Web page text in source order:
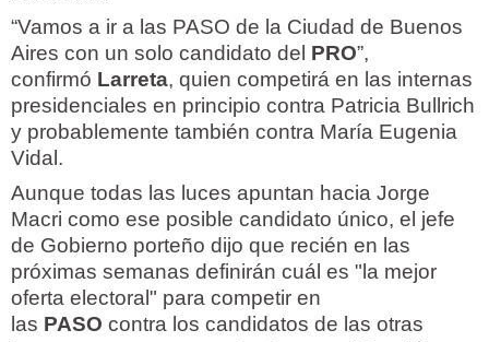
“Vamos a ir a las PASO de la Ciudad de Buenos
Aires con un solo candidato del PRO”,
confirmó Larreta, quien competirá en las internas
presidenciales en principio contra Patricia Bullrich
y probablemente también contra María Eugenia
Vidal.
Aunque todas las luces apuntan hacia Jorge
Macri como ese posible candidato único, el jefe
de Gobierno porteño dijo que recién en las
próximas semanas definirán cuál es "la mejor
oferta electoral" para competir en
las PASO contra los candidatos de las otras